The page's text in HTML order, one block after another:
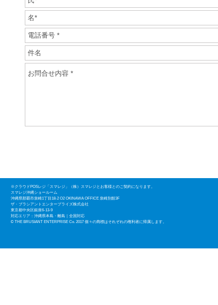
※クラウドPOSレジ「スマレジ」（株）スマレジとお客様とのご契約になります。
​スマレジ沖縄ショールーム
沖縄県那覇市泉崎1丁目18-2 O2 OKINAWA OFFICE 泉崎別館3F
ザ・ブラシアントエンタープライズ株式会社
東京都中央区銀座6-13-9
​対応エリア：沖縄県本島・離島｜全国対応
© THE BRUSIANT ENTERPRISE Co. 2017 個々の商標はそれぞれの権利者に帰属します。